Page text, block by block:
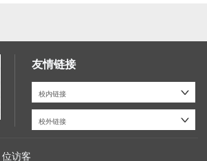
友情链接
校内链接
校外链接
位访客